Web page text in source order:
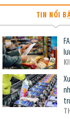
TIN NỔI